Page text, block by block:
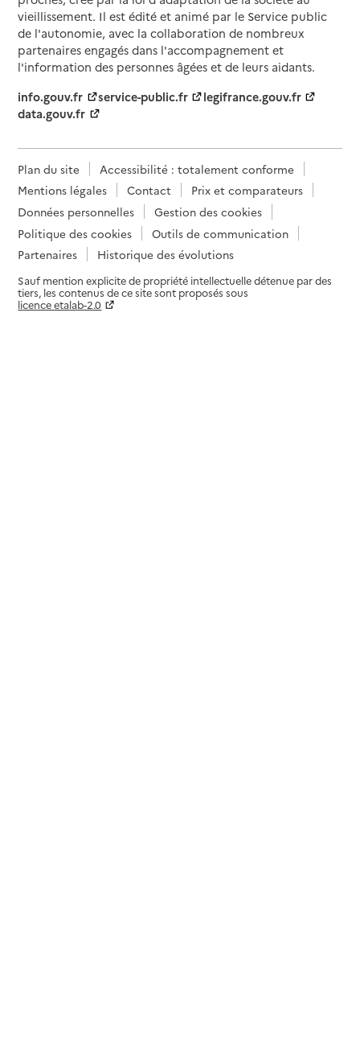
vieillissement. Il est édité et animé par le Service public
de l'autonomie, avec la collaboration de nombreux
partenaires engagés dans l'accompagnement et
l'information des personnes âgées et de leurs aidants.
info.gouv.fr
service-public.fr
legifrance.gouv.fr
data.gouv.fr
Plan du site
Accessibilité : totalement conforme
Mentions légales
Contact
Prix et comparateurs
Données personnelles
Gestion des cookies
Politique des cookies
Outils de communication
Partenaires
Historique des évolutions
Sauf mention explicite de propriété intellectuelle détenue par des
tiers, les contenus de ce site sont proposés sous
licence etalab-2.0